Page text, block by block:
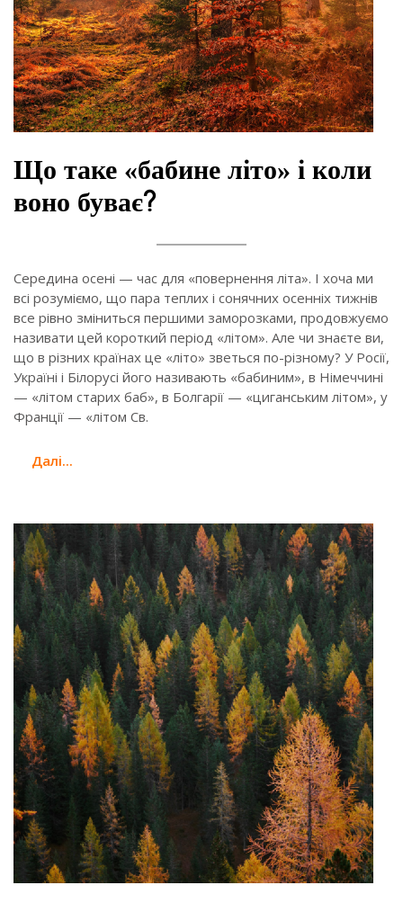
Що таке «бабине літо» і коли
воно буває?
Середина осені — час для «повернення літа». І хоча ми
всі розуміємо, що пара теплих і сонячних осенніх тижнів
все рiвно зміниться першими заморозками, продовжуємо
називати цей короткий період «літом». Але чи знаєте ви,
що в різних країнах це «літо» зветься по-різному? У Росії,
Україні і Білорусі його називають «бабиним», в Німеччині
— «літом старих баб», в Болгарії — «циганським літом», у
Франції — «літом Св.
Далi...